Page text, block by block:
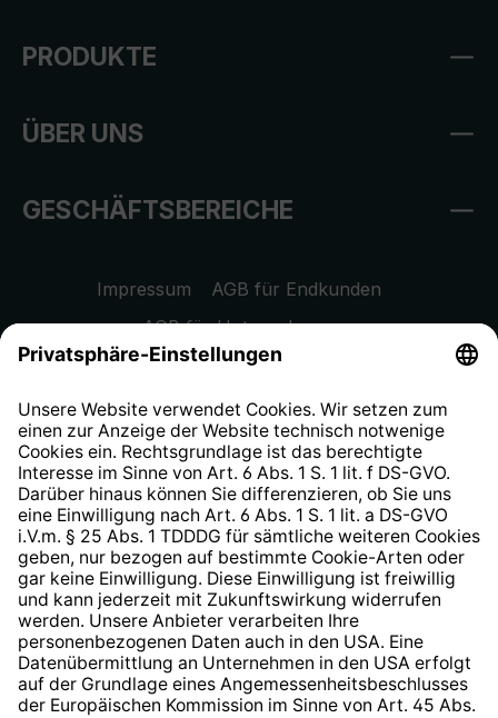
PRODUKTE
ÜBER UNS
GESCHÄFTSBEREICHE
Impressum
AGB für Endkunden
AGB für Unternehmen
Datenschutzhinweis
Widerrufsrecht
Hinweisgeberschutzsystem
Barrierefreiheit